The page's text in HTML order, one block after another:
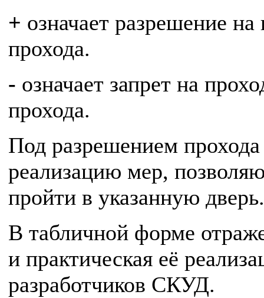
+ означает разрешение на
прохода.
- означает запрет на
прохода.
Под разрешением
реализацию мер,
пройти в указанную дверь.
В табличной форме
и практическая её
разработчиков СКУД.